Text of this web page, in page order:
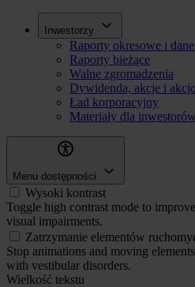
Inwestorzy
Raporty okresowe i
Raporty bieżące
Walne zgromadzenia
Dywidenda, akcje i
Ład korporacyjny
Materiały dla inwestorów
Menu dostępności
Wysoki kontrast
Toggle high contrast mode to
visual impairments.
Zatrzymanie elementów
Stop animations and moving
with vestibular disorders.
Wielkość tekstu